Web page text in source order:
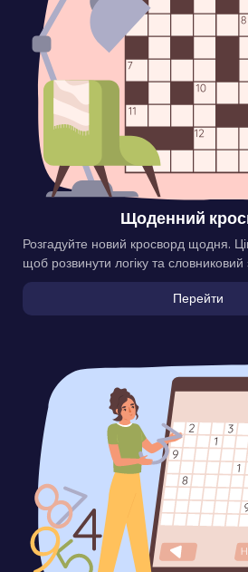
Щоденний
Розгадуйте новий кросворд щодня.
щоб розвинути логіку та словниковий
Перейти